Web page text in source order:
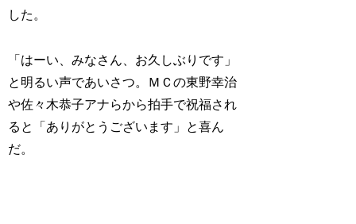
した。
「はーい、みなさん、お久しぶりです」
と明るい声であいさつ。ＭＣの東野幸治
や佐々木恭子アナらから拍手で祝福され
ると「ありがとうございます」と喜ん
だ。